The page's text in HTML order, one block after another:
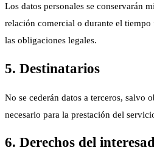
Los datos personales se conservarán
relación comercial o durante el
las obligaciones legales.
5. Destinatarios
No se cederán datos a terceros, salvo
necesario para la prestación del
6. Derechos del